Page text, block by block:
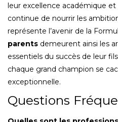
leur excellence académique
continue de nourrir les
représente l’avenir de la
parents demeurent ainsi les
essentiels du succès de leur
chaque grand champion se
exceptionnelle.
Questions